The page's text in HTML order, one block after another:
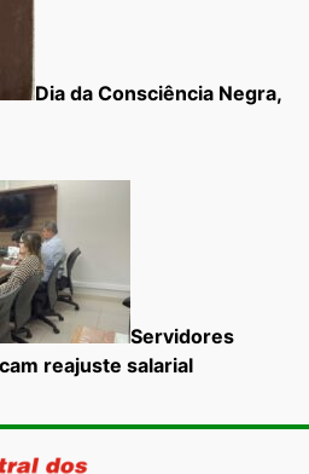
Dia da Consciência Negra,
Servidores
reajuste salarial